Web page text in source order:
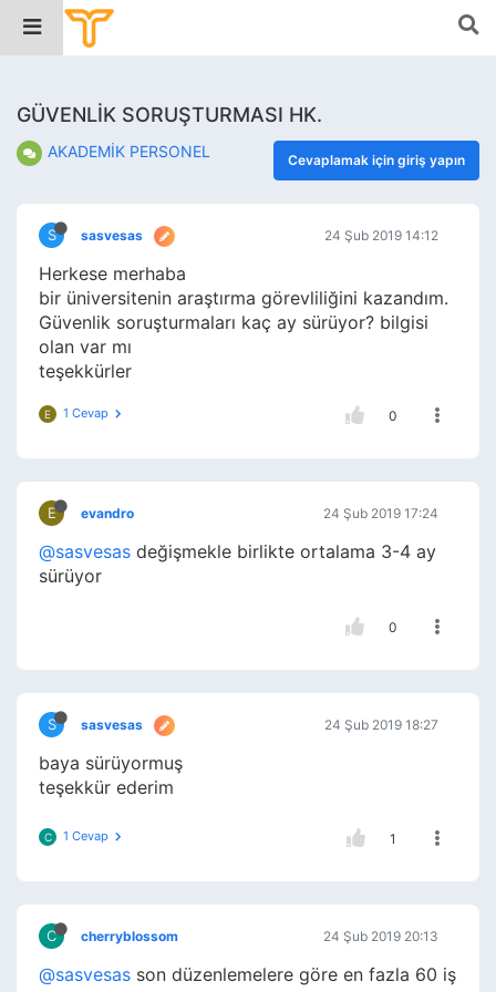
GÜVENLİK SORUŞTURMASI HK.
AKADEMİK PERSONEL Cevaplamak için giriş yapın
S sasvesas 24 Şub 2019 14:12
Herkese merhaba
bir üniversitenin araştırma görevliliğini kazandım.
Güvenlik soruşturmaları kaç ay sürüyor? bilgisi
olan var mı
teşekkürler
E 1 Cevap 0
E evandro 24 Şub 2019 17:24
@sasvesas değişmekle birlikte ortalama 3-4 ay
sürüyor
0
S sasvesas 24 Şub 2019 18:27
baya sürüyormuş
teşekkür ederim
C 1 Cevap 1
C cherryblossom 24 Şub 2019 20:13
@sasvesas son düzenlemelere göre en fazla 60 iş